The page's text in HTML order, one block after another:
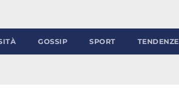
GOSSIP SPORT TENDENZE